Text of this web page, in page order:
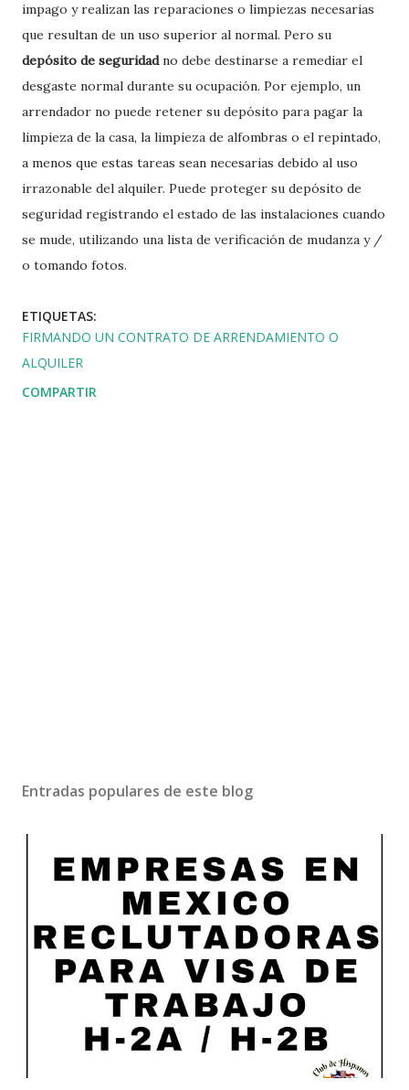
impago y realizan las reparaciones o limpiezas necesarias
que resultan de un uso superior al normal. Pero su
depósito de seguridadno debe destinarse a remediar el
desgaste normal durante su ocupación. Por ejemplo, un
arrendador no puede retener su depósito para pagar la
limpieza de la casa, la limpieza de alfombras o el repintado,
a menos que estas tareas sean necesarias debido al uso
irrazonable del alquiler. Puede proteger su depósito de
seguridad registrando el estado de las instalaciones cuando
se mude, utilizando una lista de verificación de mudanza y /
o tomando fotos.
ETIQUETAS:
FIRMANDO UN CONTRATO DE ARRENDAMIENTO O
ALQUILER
COMPARTIR
Entradas populares de este blog